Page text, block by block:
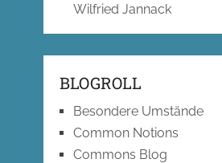
Wilfried Jannack
BLOGROLL
Besondere Umstände
Common Notions
Commons Blog